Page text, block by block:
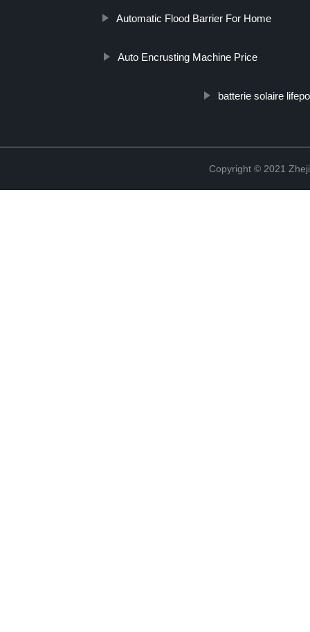
Automatic Flood Barrier For Home
Auto Encrusting Machine Price
batterie solaire
Copyright © 2021